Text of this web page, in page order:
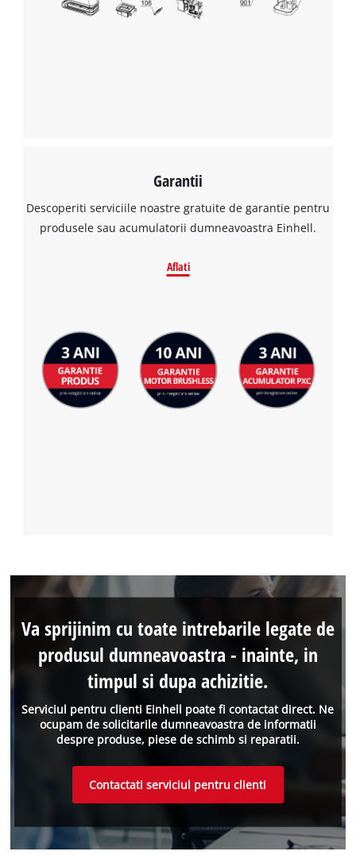
Garantii
Descoperiti serviciile noastre gratuite de garantie pentru
produsele sau acumulatorii dumneavoastra Einhell.
Aflati
Serviciul pentru clienti Einhell poate fi contactat direct. Ne
ocupam de solicitarile dumneavoastra de informatii
despre produse, piese de schimb si reparatii.
Va sprijinim cu toate intrebarile legate de
produsul dumneavoastra - inainte, in
timpul si dupa achizitie.
Contactati serviciul pentru clienti